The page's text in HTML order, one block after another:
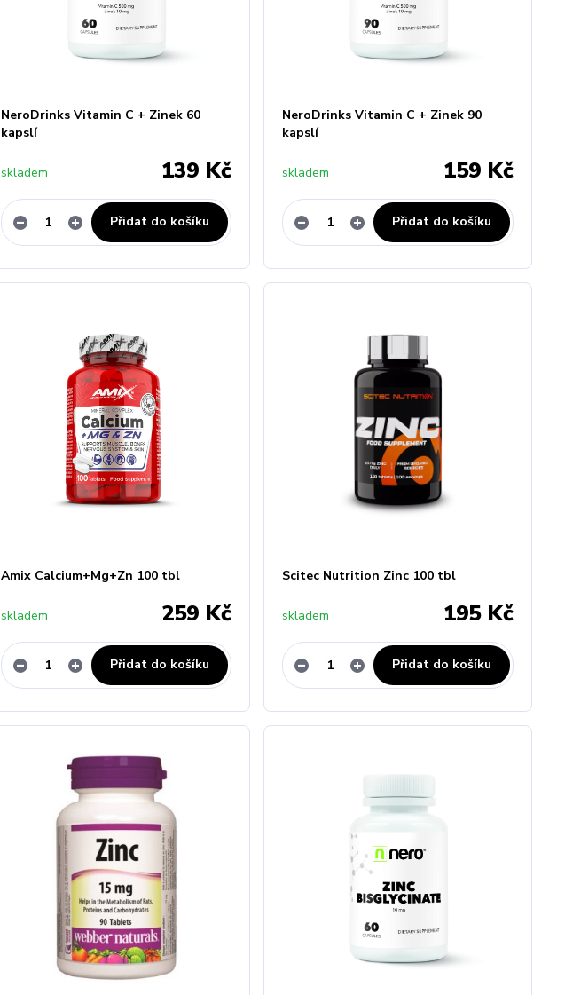
NeroDrinks Vitamin C + Zinek 60
kapslí
139 Kč
skladem
Přidat do košíku
NeroDrinks Vitamin C + Zinek 90
kapslí
159 Kč
skladem
Přidat do košíku
Amix Calcium+Mg+Zn 100 tbl
259 Kč
skladem
Přidat do košíku
Scitec Nutrition Zinc 100 tbl
195 Kč
skladem
Přidat do košíku